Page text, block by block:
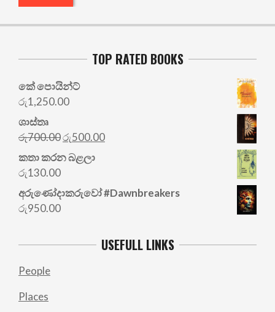
TOP RATED BOOKS
කේ පොයින්ට්
රු1,250.00
ශාස්තෘ
රු700.00Original
price
was:
රු500.00Current
කතා කරන බළලා
රු130.00
අරු‍ණෝදාකරුවෝ #Dawnbreakers
රු950.00
USEFULL LINKS
People
Places